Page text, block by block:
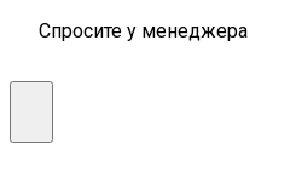
Спросите у менеджера